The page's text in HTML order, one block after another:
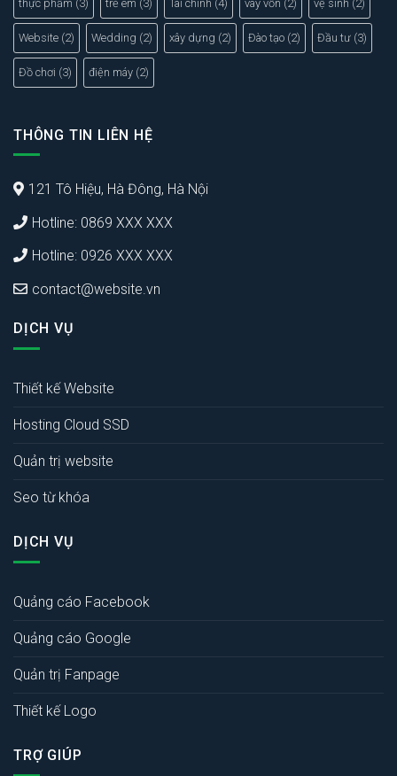
thực phẩm (3) trẻ em (3) Tài chính (4) vay vốn (2) vệ sinh (2)
Website (2) Wedding (2) xây dựng (2) Đào tạo (2) Đầu tư (3)
Đồ chơi (3) điện máy (2)
THÔNG TIN LIÊN HỆ
121 Tô Hiệu, Hà Đông, Hà Nội
Hotline: 0869 XXX XXX
Hotline: 0926 XXX XXX
contact@website.vn
DỊCH VỤ
Thiết kế Website
Hosting Cloud SSD
Quản trị website
Seo từ khóa
DỊCH VỤ
Quảng cáo Facebook
Quảng cáo Google
Quản trị Fanpage
Thiết kế Logo
TRỢ GIÚP